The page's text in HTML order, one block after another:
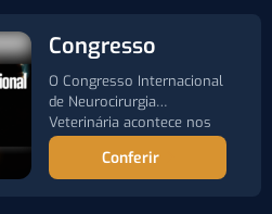
Congresso
O Congresso Internacional
de Neurocirurgia
Veterinária acontece nos
dias 31 de julho…
Conferir